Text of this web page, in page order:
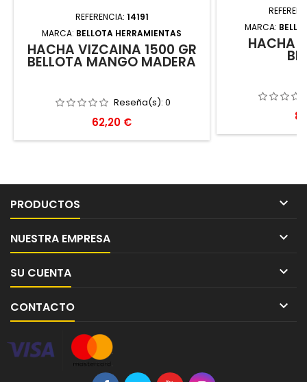
REFERENCIA: 14191
MARCA: BELLOTA HERRAMIENTAS
HACHA VIZCAINA 1500 GR
BELLOTA MANGO MADERA
Reseña(s): 0
Precio
62,20 €
MARCA:
HACHA
PRODUCTOS 
NUESTRA EMPRESA 
SU CUENTA 
CONTACTO 